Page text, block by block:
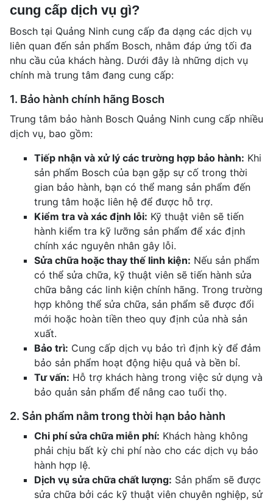
cung cấp dịch vụ gì?
Bosch tại Quảng Ninh cung cấp đa dạng các dịch vụ
liên quan đến sản phẩm Bosch, nhằm đáp ứng tối đa
nhu cầu của khách hàng. Dưới đây là những dịch vụ
chính mà trung tâm đang cung cấp:
1. Bảo hành chính hãng Bosch
Trung tâm bảo hành Bosch Quảng Ninh cung cấp nhiều
dịch vụ, bao gồm:
Tiếp nhận và xử lý các trường hợp bảo hành: Khi
sản phẩm Bosch của bạn gặp sự cố trong thời
gian bảo hành, bạn có thể mang sản phẩm đến
trung tâm hoặc liên hệ để được hỗ trợ.
Kiểm tra và xác định lỗi: Kỹ thuật viên sẽ tiến
hành kiểm tra kỹ lưỡng sản phẩm để xác định
chính xác nguyên nhân gây lỗi.
Sửa chữa hoặc thay thế linh kiện: Nếu sản phẩm
có thể sửa chữa, kỹ thuật viên sẽ tiến hành sửa
chữa bằng các linh kiện chính hãng. Trong trường
hợp không thể sửa chữa, sản phẩm sẽ được đổi
mới hoặc hoàn tiền theo quy định của nhà sản
xuất.
Bảo trì: Cung cấp dịch vụ bảo trì định kỳ để đảm
bảo sản phẩm hoạt động hiệu quả và bền bỉ.
Tư vấn: Hỗ trợ khách hàng trong việc sử dụng và
bảo quản sản phẩm để nâng cao tuổi thọ.
2. Sản phẩm nằm trong thời hạn bảo hành
Chi phí sửa chữa miễn phí: Khách hàng không
phải chịu bất kỳ chi phí nào cho các dịch vụ bảo
hành hợp lệ.
Dịch vụ sửa chữa chất lượng: Sản phẩm sẽ được
sửa chữa bởi các kỹ thuật viên chuyên nghiệp, sử